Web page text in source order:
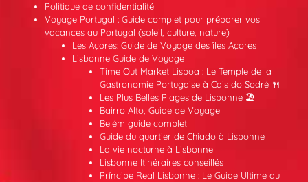
Politique de confidentialité
Voyage Portugal : Guide complet pour préparer vos
vacances au Portugal (soleil, culture, nature)
Les Açores: Guide de Voyage des îles Açores
Lisbonne Guide de Voyage
Time Out Market Lisboa : Le Temple de la
Gastronomie Portugaise à Cais do Sodré 🍴
Les Plus Belles Plages de Lisbonne 🏖️
Bairro Alto, Guide de Voyage
Belém guide complet
Guide du quartier de Chiado à Lisbonne
La vie nocturne à Lisbonne
Lisbonne Itinéraires conseillés
Príncipe Real Lisbonne : Le Guide Ultime du